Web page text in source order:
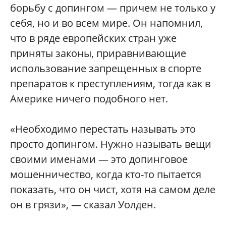
борьбу с допингом — причем не только у
себя, но и во всем мире. Он напомнил,
что в ряде европейских стран уже
приняты законы, приравнивающие
использование запрещенных в спорте
препаратов к преступлениям, тогда как в
Америке ничего подобного нет.
«Необходимо перестать называть это
просто допингом. Нужно называть вещи
своими именами — это допинговое
мошенничество, когда кто-то пытается
показать, что он чист, хотя на самом деле
он в грязи», — сказал Уолден.